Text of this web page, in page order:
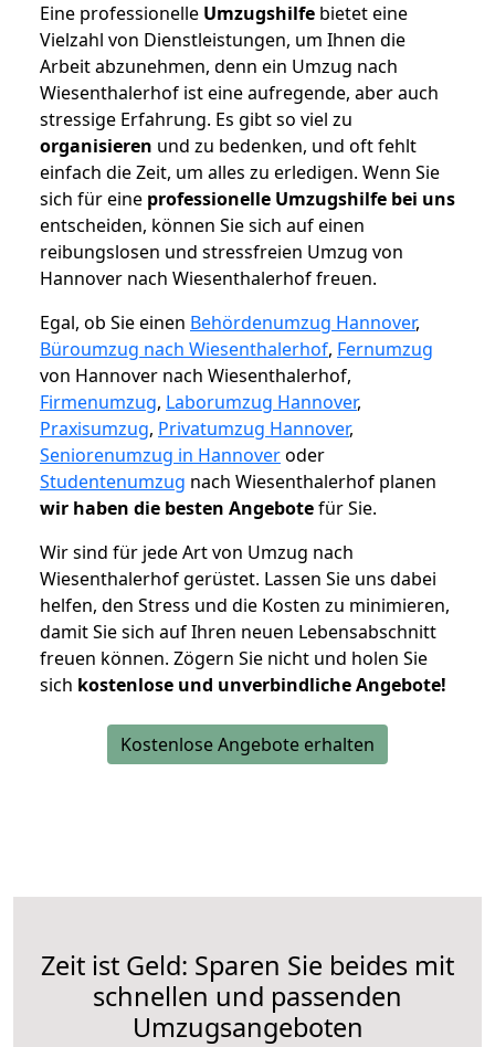
Eine professionelle Umzugshilfe bietet eine
Vielzahl von Dienstleistungen, um Ihnen die
Arbeit abzunehmen, denn ein Umzug nach
Wiesenthalerhof ist eine aufregende, aber auch
stressige Erfahrung. Es gibt so viel zu
organisieren und zu bedenken, und oft fehlt
einfach die Zeit, um alles zu erledigen. Wenn Sie
sich für eine professionelle Umzugshilfe bei uns
entscheiden, können Sie sich auf einen
reibungslosen und stressfreien Umzug von
Hannover nach Wiesenthalerhof freuen.
Egal, ob Sie einen Behördenumzug Hannover,
Büroumzug nach Wiesenthalerhof, Fernumzug
von Hannover nach Wiesenthalerhof,
Firmenumzug, Laborumzug Hannover,
Praxisumzug, Privatumzug Hannover,
Seniorenumzug in Hannoveroder
Studentenumzug nach Wiesenthalerhof planen
wir haben die besten Angebotefür Sie.
Wir sind für jede Art von Umzug nach
Wiesenthalerhof gerüstet. Lassen Sie uns dabei
helfen, den Stress und die Kosten zu minimieren,
damit Sie sich auf Ihren neuen Lebensabschnitt
freuen können. Zögern Sie nicht und holen Sie
sich kostenlose und unverbindliche Angebote!
Kostenlose Angebote erhalten
Zeit ist Geld: Sparen Sie beides mit
schnellen und passenden
Umzugsangeboten